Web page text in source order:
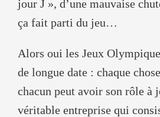
jour J », d’une mauvaise
ça fait parti du jeu…
Alors oui les Jeux
de longue date : chaque
chacun peut avoir son rôle à
véritable entreprise qui